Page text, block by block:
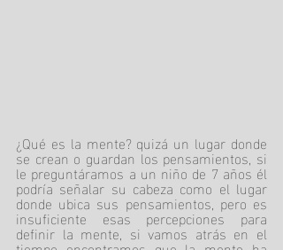
¿Qué es la mente? quizá un lugar donde
se crean o guardan los pensamientos, si
le preguntáramos a un niño de 7 años él
podría señalar su cabeza como el lugar
donde ubica sus pensamientos, pero es
insuficiente esas percepciones para
definir la mente, si vamos atrás en el